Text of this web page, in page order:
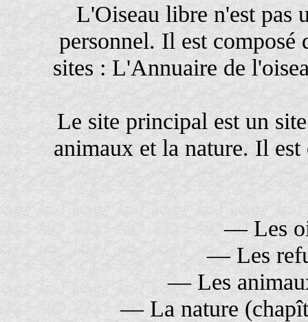
L'Oiseau libre n'est pas
personnel. Il est composé
sites : L'Annuaire de
Le site principal est un
animaux et la nature. Il
— Les
— Les
— Les
— La nature